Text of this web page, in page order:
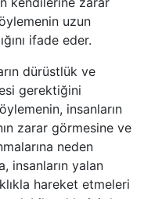
uzun
ifade eder.
dürüstlük ve
gerektiğini
insanların
zarar görmesine ve
neden
insanların yalan
hareket etmeleri